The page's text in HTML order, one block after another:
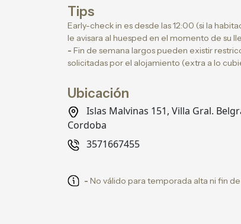
Tips
Early-check in es desde las 12:00 (si la
le avisara al huesped en el momento de su
- Fin de semana largos pueden existir
solicitadas por el alojamiento (extra a lo
Ubicación
Islas Malvinas 151, Villa Gral.
Cordoba
3571667455
- No válido para temporada alta ni fin